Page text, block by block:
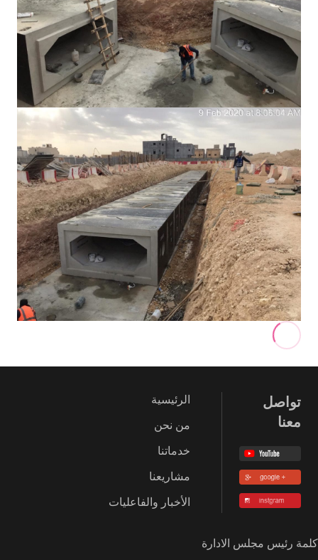
تواصل
معنا
الرئيسية
من نحن
خدماتنا
مشاريعنا
الأخبار والفاعليات
كلمة رئيس مجلس الادارة